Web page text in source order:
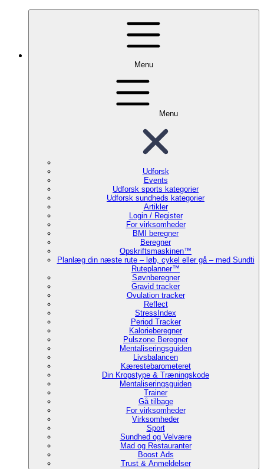
Menu
Menu
Udforsk
Events
Udforsk sports kategorier
Udforsk sundheds kategorier
Artikler
Login / Register
For virksomheder
BMI beregner
Beregner
Opskriftsmaskinen™
Planlæg din næste rute – løb, cykel eller gå – med Sundti
Ruteplanner™
Søvnberegner
Gravid tracker
Ovulation tracker
Reflect
StressIndex
Period Tracker
Kalorieberegner
Pulszone Beregner
Mentaliseringsguiden
Livsbalancen
Kærestebarometeret
Din Kropstype & Træningskode
Mentaliseringsguiden
Trainer
Gå tilbage
For virksomheder
Virksomheder
Sport
Sundhed og Velvære
Mad og Restauranter
Boost Ads
Trust & Anmeldelser